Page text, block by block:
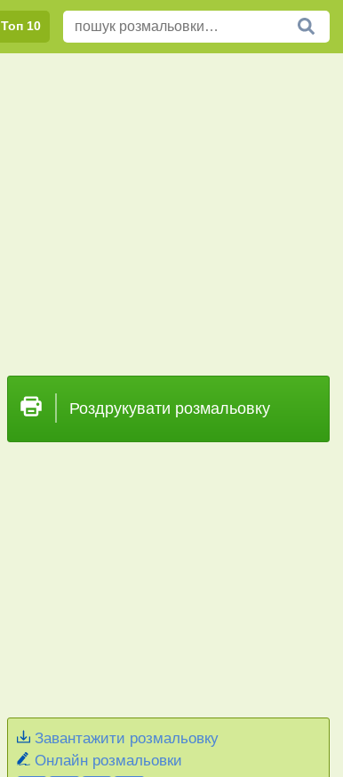
Топ 10
Роздрукувати розмальовку
Завантажити розмальовку
Онлайн розмальовки